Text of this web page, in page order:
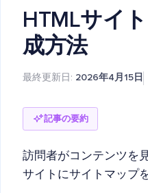
HTMLサイ
成方法
最終更新日: 2026年4月15日
記事の要約
訪問者がコンテンツを
サイトにサイトマップ